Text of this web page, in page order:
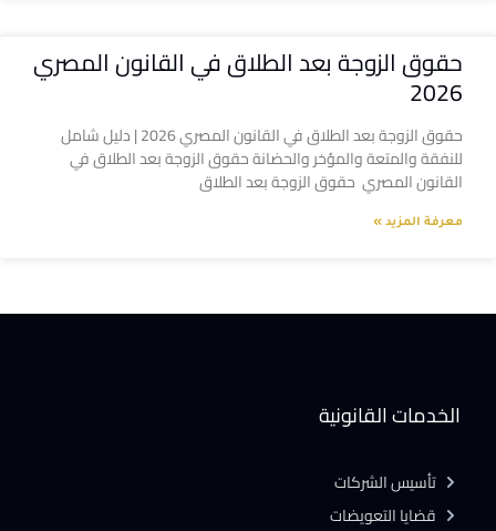
حقوق الزوجة بعد الطلاق في القانون المصري
2026
حقوق الزوجة بعد الطلاق في القانون المصري 2026 | دليل شامل
للنفقة والمتعة والمؤخر والحضانة حقوق الزوجة بعد الطلاق في
القانون المصري حقوق الزوجة بعد الطلاق
معرفة المزيد »
الخدمات القانونية
تأسيس الشركات
قضايا التعويضات